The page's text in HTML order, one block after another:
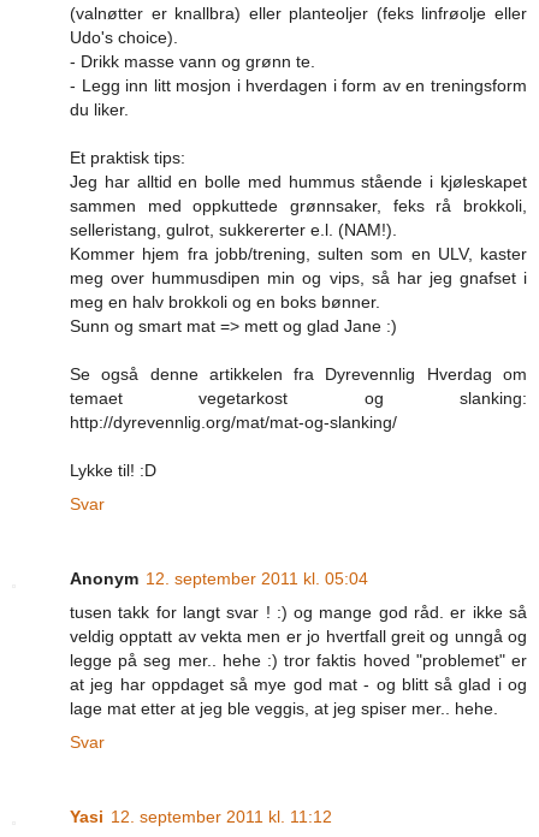
(valnøtter er knallbra) eller planteoljer (feks linfrøolje eller
Udo's choice).
- Drikk masse vann og grønn te.
- Legg inn litt mosjon i hverdagen i form av en treningsform
du liker.
Et praktisk tips:
Jeg har alltid en bolle med hummus stående i kjøleskapet
sammen med oppkuttede grønnsaker, feks rå brokkoli,
selleristang, gulrot, sukkererter e.l. (NAM!).
Kommer hjem fra jobb/trening, sulten som en ULV, kaster
meg over hummusdipen min og vips, så har jeg gnafset i
meg en halv brokkoli og en boks bønner.
Sunn og smart mat => mett og glad Jane :)
Se også denne artikkelen fra Dyrevennlig Hverdag om
temaet vegetarkost og slanking:
http://dyrevennlig.org/mat/mat-og-slanking/
Lykke til! :D
Svar
Anonym 12. september 2011 kl. 05:04
tusen takk for langt svar ! :) og mange god råd. er ikke så
veldig opptatt av vekta men er jo hvertfall greit og unngå og
legge på seg mer.. hehe :) tror faktis hoved "problemet" er
at jeg har oppdaget så mye god mat - og blitt så glad i og
lage mat etter at jeg ble veggis, at jeg spiser mer.. hehe.
Svar
Yasi 12. september 2011 kl. 11:12